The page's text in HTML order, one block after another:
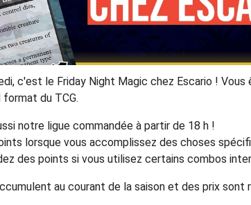
c'est le Friday Night Magic chez Escario !
du TCG.
notre ligue commandée à partir de 18 h !
lorsque vous accomplissez des choses
des points si vous utilisez certains combos
au courant de la saison et des prix sont